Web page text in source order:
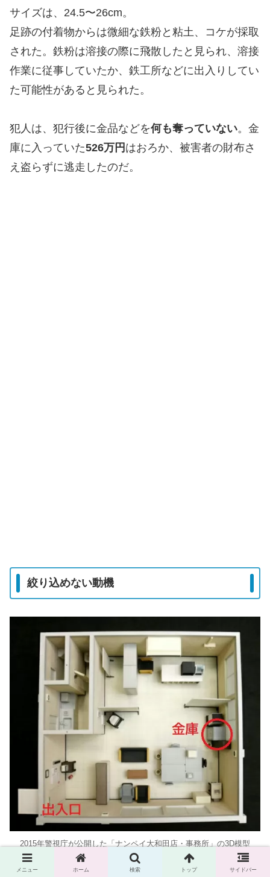
サイズは、24.5〜26cm。
足跡の付着物からは微細な鉄粉と粘土、コケが採取
された。鉄粉は溶接の際に飛散したと見られ、溶接
作業に従事していたか、鉄工所などに出入りしてい
た可能性があると見られた。
犯人は、犯行後に金品などを何も奪っていない。金
庫に入っていた526万円 はおろか、被害者の財布さ
え盗らずに逃走したのだ。
絞り込めない動機
2015年警視庁が公開した「ナンペイ大和田店・事務所」の3D模型
メニュー ホーム 検索 トップ サイドバー